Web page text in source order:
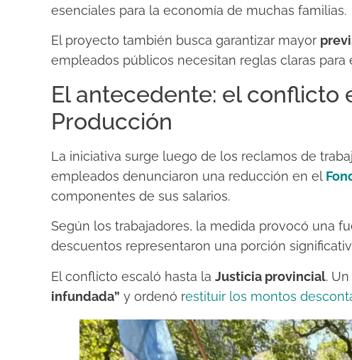
esenciales para la economía de muchas familias.
El proyecto también busca garantizar mayor
empleados públicos necesitan reglas claras
El antecedente: el conflicto
Producción
La iniciativa surge luego de los reclamos de
empleados denunciaron una reducción en el
componentes de sus salarios.
Según los trabajadores, la medida provocó una
descuentos representaron una porción
El conflicto escaló hasta la Justicia provincial.
infundada” y ordenó restituir los montos